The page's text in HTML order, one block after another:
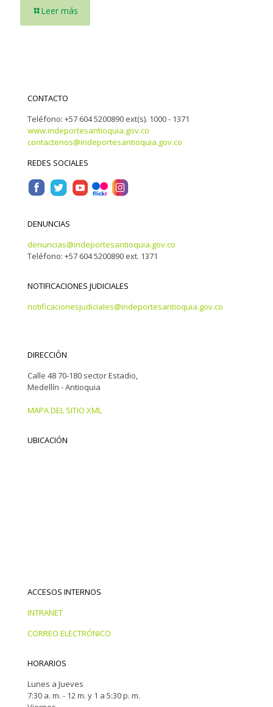
Leer más
CONTACTO
Teléfono: +57 604 5200890 ext(s). 1000 - 1371
www.indeportesantioquia.gov.co
contactenos@indeportesantioquia.gov.co
REDES SOCIALES
DENUNCIAS
denuncias@indeportesantioquia.gov.co
Teléfono: +57 604 5200890 ext. 1371
NOTIFICACIONES JUDICIALES
notificacionesjudiciales@indeportesantioquia.gov.co
DIRECCIÓN
Calle 48 70-180 sector Estadio,
Medellín - Antioquia
MAPA DEL SITIO XML
UBICACIÓN
ACCESOS INTERNOS
INTRANET
CORREO ELECTRÓNICO
HORARIOS
Lunes a Jueves
7:30 a. m. - 12 m. y 1 a 5:30 p. m.